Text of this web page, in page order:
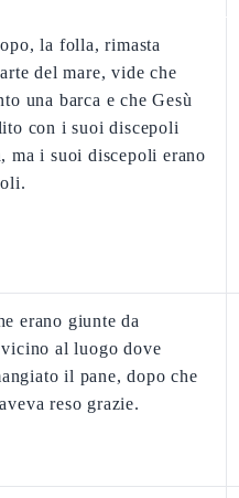
la folla, rimasta
del mare, vide che
una barca e che Gesù
con i suoi discepoli
ma i suoi discepoli erano
erano giunte da
al luogo dove
il pane, dopo che
reso grazie.